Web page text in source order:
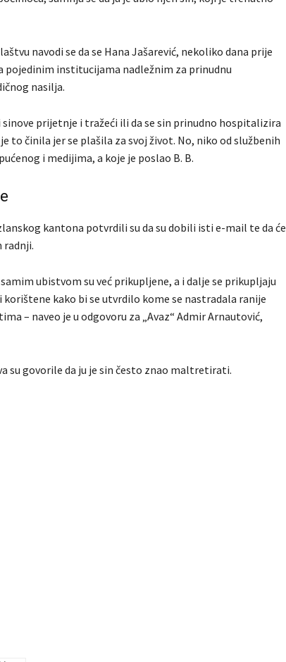
navodi se da se Hana Jašarević, nekoliko dana prije
pojedinim institucijama nadležnim za prinudnu
nasilja.
prijetnje i tražeći ili da se sin prinudno hospitalizira
to činila jer se plašila za svoj život. No, niko od službenih
i medijima, a koje je poslao B. B.
kantona potvrdili su da su dobili isti e-mail te da će
radnji.
ubistvom su već prikupljene, a i dalje se prikupljaju
kako bi se utvrdilo kome se nastradala ranije
– naveo je u odgovoru za „Avaz“ Admir Arnautović,
su govorile da ju je sin često znao maltretirati.